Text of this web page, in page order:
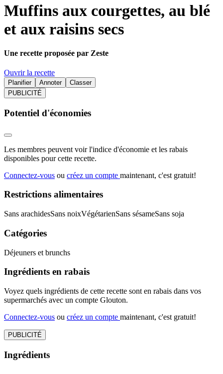
Muffins aux courgettes, au blé
et aux raisins secs
Une recette proposée par Zeste
Ouvrir la recette
Planifier Annoter
Classer
PUBLICITÉ
Potentiel d'économies
Les membres peuvent voir l'indice d'économie et les rabais
disponibles pour cette recette.
Connectez-vous ou créez un compte maintenant, c'est gratuit!
Restrictions alimentaires
Sans arachidesSans noixVégétarienSans sésameSans soja
Catégories
Déjeuners et brunchs
Ingrédients en rabais
Voyez quels ingrédients de cette recette sont en rabais dans vos
supermarchés avec un compte Glouton.
Connectez-vous ou créez un compte maintenant, c'est gratuit!
PUBLICITÉ
Ingrédients